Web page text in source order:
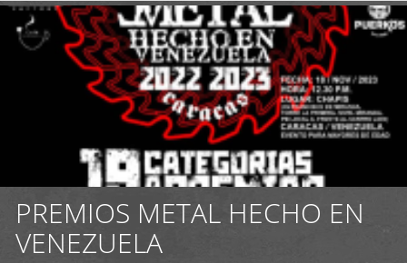
PREMIOS METAL HECHO EN
VENEZUELA